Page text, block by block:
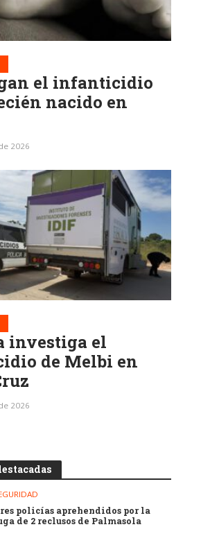
el infanticidio
nacido en
2026
investiga el
de Melbi en
2026
policías aprehendidos por la
de 2 reclusos de Palmasola